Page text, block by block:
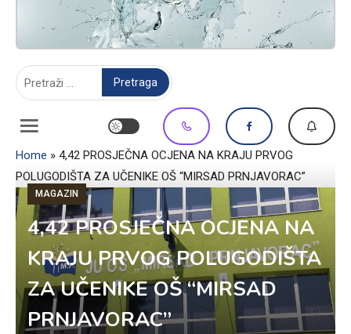
Home » 4,42 PROSJEČNA OCJENA NA KRAJU PRVOG
POLUGODIŠTA ZA UČENIKE OŠ “MIRSAD PRNJAVORAC”
MAGAZIN
4,42 PROSJEČNA OCJENA NA
KRAJU PRVOG POLUGODIŠTA
ZA UČENIKE OŠ “MIRSAD
PRNJAVORAC”